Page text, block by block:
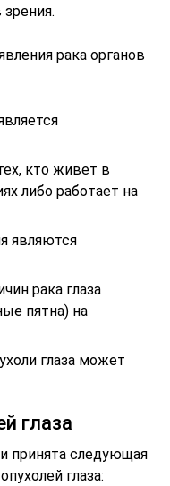
рака органов
кто живет в
либо работает на
являются
рака глаза
пятна) на
глаза может
глаза
принята следующая
глаза: